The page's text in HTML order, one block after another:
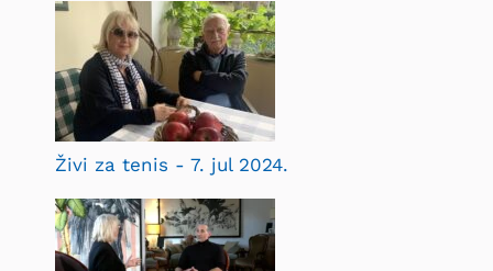
Živi za tenis - 7. jul 2024.